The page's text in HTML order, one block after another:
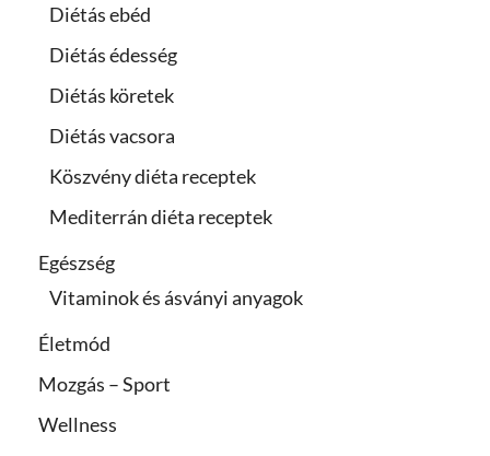
Diétás ebéd
Diétás édesség
Diétás köretek
Diétás vacsora
Köszvény diéta receptek
Mediterrán diéta receptek
Egészség
Vitaminok és ásványi anyagok
Életmód
Mozgás – Sport
Wellness